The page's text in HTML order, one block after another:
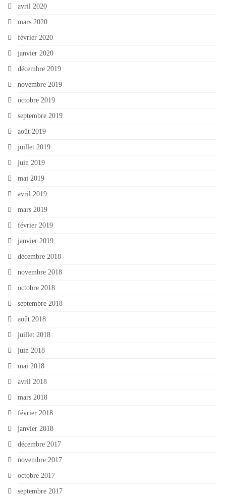
avril 2020
mars 2020
février 2020
janvier 2020
décembre 2019
novembre 2019
octobre 2019
septembre 2019
août 2019
juillet 2019
juin 2019
mai 2019
avril 2019
mars 2019
février 2019
janvier 2019
décembre 2018
novembre 2018
octobre 2018
septembre 2018
août 2018
juillet 2018
juin 2018
mai 2018
avril 2018
mars 2018
février 2018
janvier 2018
décembre 2017
novembre 2017
octobre 2017
septembre 2017